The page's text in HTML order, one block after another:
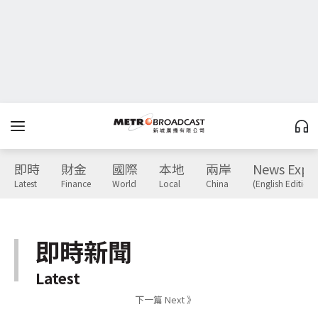
即時
Latest
財金
Finance
國際
World
本地
Local
兩岸
China
News
(English Edition)
即時新聞
Latest
下一篇 Next 》